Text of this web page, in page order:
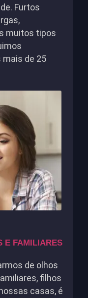
Furtos
muitos tipos
mais de 25
E FAMILIARES
de olhos
filhos
casas, é